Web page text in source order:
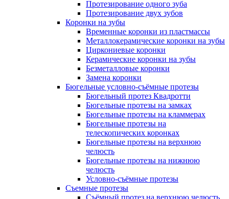
Протезирование одного зуба
Протезирование двух зубов
Коронки на зубы
Временные коронки из пластмассы
Металлокерамические коронки на зубы
Циркониевые коронки
Керамические коронки на зубы
Безметалловые коронки
Замена коронки
Бюгельные условно-съёмные протезы
Бюгельный протез Квадротти
Бюгельные протезы на замках
Бюгельные протезы на кламмерах
Бюгельные протезы на
телескопических коронках
Бюгельные протезы на верхнюю
челюсть
Бюгельные протезы на нижнюю
челюсть
Условно-съёмные протезы
Съемные протезы
Съёмный протез на верхнюю челюсть